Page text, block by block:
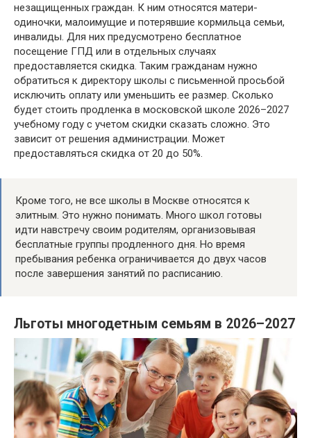
незащищенных граждан. К ним относятся матери-
одиночки, малоимущие и потерявшие кормильца семьи,
инвалиды. Для них предусмотрено бесплатное
посещение ГПД или в отдельных случаях
предоставляется скидка. Таким гражданам нужно
обратиться к директору школы с письменной просьбой
исключить оплату или уменьшить ее размер. Сколько
будет стоить продленка в московской школе 2026–2027
учебному году с учетом скидки сказать сложно. Это
зависит от решения администрации. Может
предоставляться скидка от 20 до 50%.
Кроме того, не все школы в Москве относятся к
элитным. Это нужно понимать. Много школ готовы
идти навстречу своим родителям, организовывая
бесплатные группы продленного дня. Но время
пребывания ребенка ограничивается до двух часов
после завершения занятий по расписанию.
Льготы многодетным семьям в 2026–2027